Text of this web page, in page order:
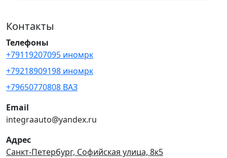
Контакты
Телефоны
+79119207095 иномрк
+79218909198 иномрк
+79650770808 ВАЗ
Email
integraauto@yandex.ru
Адрес
Санкт-Петербург, Софийская улица, 8к5